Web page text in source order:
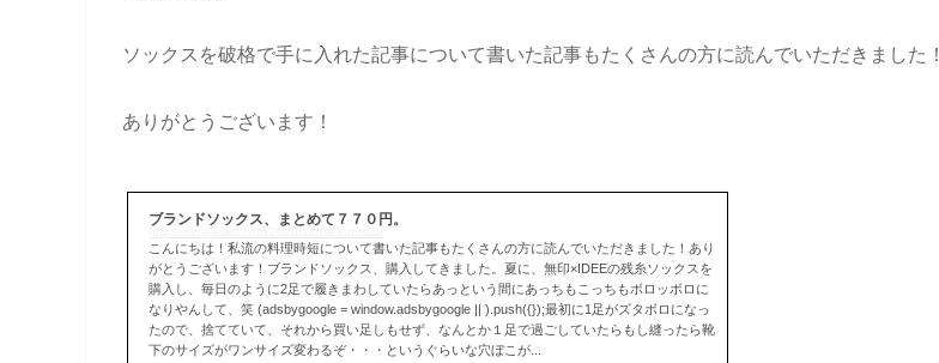
ソックスを破格で手に入れた記事について書いた記事もたくさんの方に読んでいただきました！
ありがとうございます！
ブランドソックス、まとめて７７０円。
こんにちは！私流の料理時短について書いた記事もたくさんの方に読んでいただきました！あり
がとうございます！ブランドソックス、購入してきました。夏に、無印×IDEEの残糸ソックスを
購入し、毎日のように2足で履きまわしていたらあっという間にあっちもこっちもボロッボロに
なりやんして、笑 (adsbygoogle = window.adsbygoogle || ).push({});最初に1足がズタボロになっ
たので、捨てていて、それから買い足しもせず、なんとか１足で過ごしていたらもし縫ったら靴
下のサイズがワンサイズ変わるぞ・・・というぐらいな穴ぼこが...